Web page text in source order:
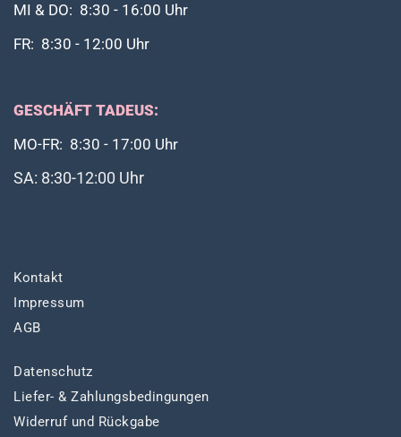
MI & DO: 8:30 - 16:00 Uhr
FR: 8:30 - 12:00 Uhr
GESCHÄFT TADEUS:
MO-FR: 8:30 - 17:00 Uhr
SA: 8:30-12:00 Uhr
Kontakt
Impressum
AGB
Datenschutz
Liefer- & Zahlungsbedingungen
Widerruf und Rückgabe